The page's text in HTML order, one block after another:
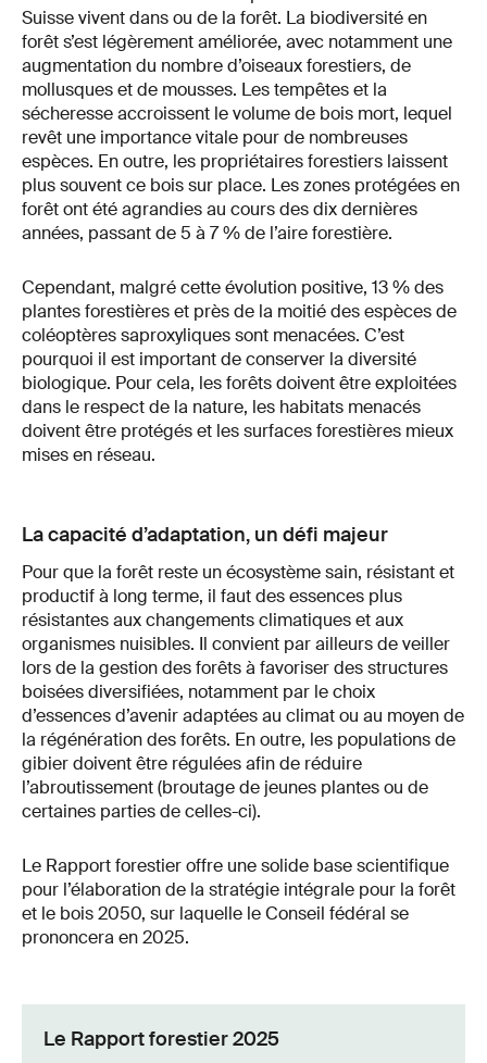
Suisse vivent dans ou de la forêt. La biodiversité en
forêt s’est légèrement améliorée, avec notamment une
augmentation du nombre d’oiseaux forestiers, de
mollusques et de mousses. Les tempêtes et la
sécheresse accroissent le volume de bois mort, lequel
revêt une importance vitale pour de nombreuses
espèces. En outre, les propriétaires forestiers laissent
plus souvent ce bois sur place. Les zones protégées en
forêt ont été agrandies au cours des dix dernières
années, passant de 5 à 7 % de l’aire forestière.
Cependant, malgré cette évolution positive, 13 % des
plantes forestières et près de la moitié des espèces de
coléoptères saproxyliques sont menacées. C’est
pourquoi il est important de conserver la diversité
biologique. Pour cela, les forêts doivent être exploitées
dans le respect de la nature, les habitats menacés
doivent être protégés et les surfaces forestières mieux
mises en réseau.
La capacité d’adaptation, un défi majeur
Pour que la forêt reste un écosystème sain, résistant et
productif à long terme, il faut des essences plus
résistantes aux changements climatiques et aux
organismes nuisibles. Il convient par ailleurs de veiller
lors de la gestion des forêts à favoriser des structures
boisées diversifiées, notamment par le choix
d’essences d’avenir adaptées au climat ou au moyen de
la régénération des forêts. En outre, les populations de
gibier doivent être régulées afin de réduire
l’abroutissement (broutage de jeunes plantes ou de
certaines parties de celles-ci).
Le Rapport forestier offre une solide base scientifique
pour l’élaboration de la stratégie intégrale pour la forêt
et le bois 2050, sur laquelle le Conseil fédéral se
prononcera en 2025.
Le Rapport forestier 2025